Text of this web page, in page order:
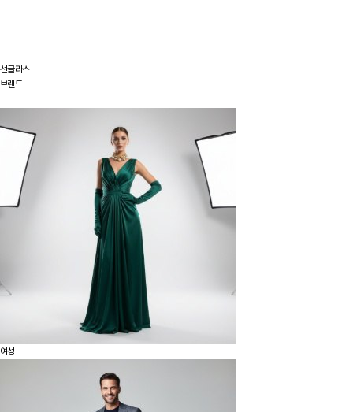
선글라스
브랜드
여성